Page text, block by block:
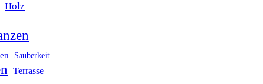
Holz
Sauberkeit
Terrasse